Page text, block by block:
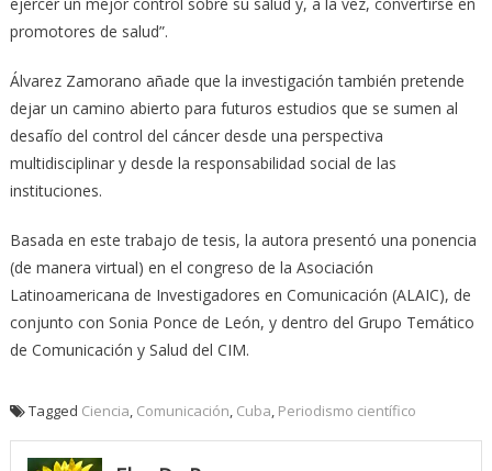
promotores de salud”.
Álvarez Zamorano añade que la investigación también pretende
dejar un camino abierto para futuros estudios que se sumen al
desafío del control del cáncer desde una perspectiva
multidisciplinar y desde la responsabilidad social de las
instituciones.
Basada en este trabajo de tesis, la autora presentó una ponencia
(de manera virtual) en el congreso de la Asociación
Latinoamericana de Investigadores en Comunicación (ALAIC), de
conjunto con Sonia Ponce de León, y dentro del Grupo Temático
de Comunicación y Salud del CIM.
Tagged Ciencia Comunicación Cuba Periodismo científico